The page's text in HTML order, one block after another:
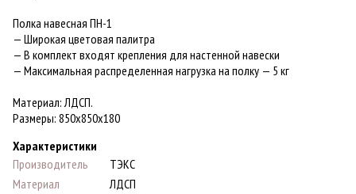
Полка навесная ПН-1
— Широкая цветовая палитра
— В комплект входят крепления для настенной навески
— Максимальная распределенная нагрузка на полку — 5 кг
Материал: ЛДСП.
Paзмеры: 850х850х180
Характеристики
Производитель
ТЭКС
Материал
ЛДСП